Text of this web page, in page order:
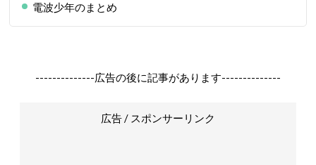
電波少年のまとめ
--------------広告の後に記事があります--------------
広告 / スポンサーリンク